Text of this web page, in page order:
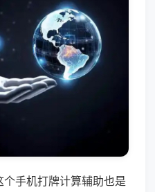
手机打牌计算辅助也是